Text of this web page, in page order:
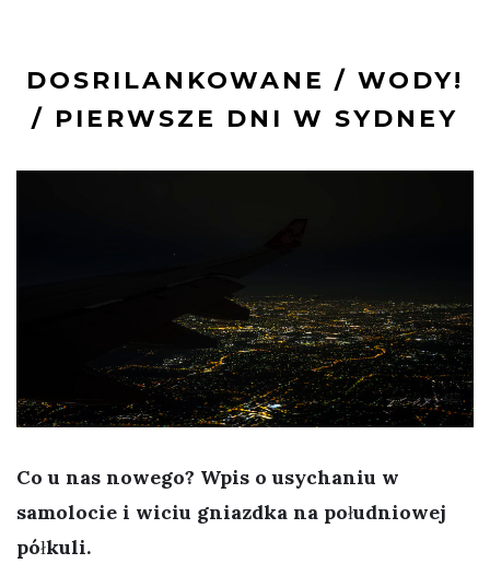
DOSRILANKOWANE / WODY!
/ PIERWSZE DNI W SYDNEY
Co u nas nowego? Wpis o usychaniu w
samolocie i wiciu gniazdka na południowej
półkuli.